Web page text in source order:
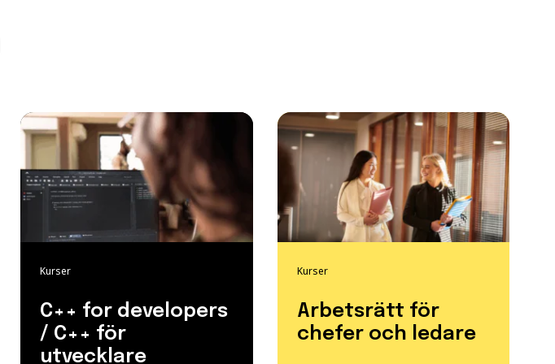
Kurser
C++ for developers
/ C++ för
utvecklare
Kurser
Arbetsrätt för
chefer och ledare